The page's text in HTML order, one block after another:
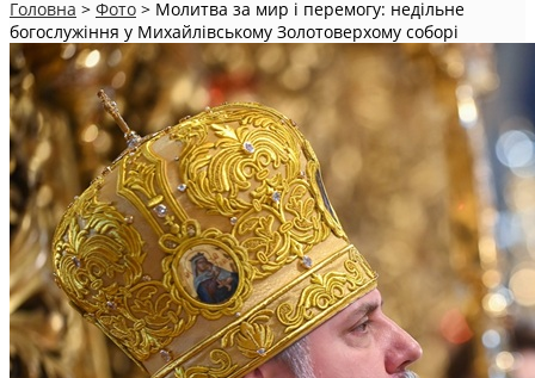
Головна > Фото > Молитва за мир і перемогу: недільне
богослужіння у Михайлівському Золотоверхому соборі